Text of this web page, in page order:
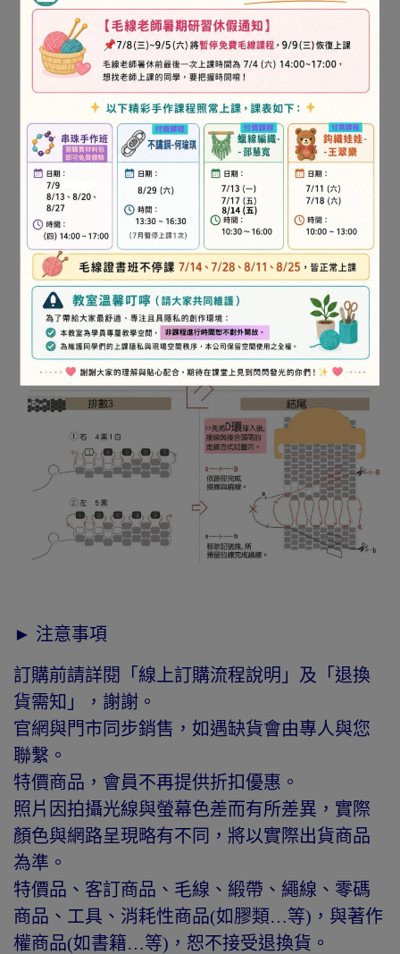
► 注意事項
訂購前請詳閱「線上訂購流程說明」及「退換
貨需知」，謝謝。
官網與門市同步銷售，如遇缺貨會由專人與您
聯繫。
特價商品，會員不再提供折扣優惠。
照片因拍攝光線與螢幕色差而有所差異，實際
顏色與網路呈現略有不同，將以實際出貨商品
為準。
特價品、客訂商品、毛線、緞帶、繩線、零碼
商品、工具、消耗性商品(如膠類…等)，與著作
權商品(如書籍…等)，恕不接受退換貨。